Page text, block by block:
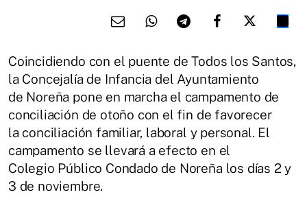
Coincidiendo con el puente de Todos los Santos,
la Concejalía de Infancia del Ayuntamiento
de Noreña pone en marcha el campamento de
conciliación de otoño con el fin de favorecer
la conciliación familiar, laboral y personal. El
campamento se llevará a efecto en el
Colegio Público Condado de Noreña los días 2 y
3 de noviembre.